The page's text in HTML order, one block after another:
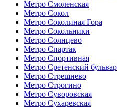
Метро Смоленская
Метро Сокол
Метро Соколиная Гора
Метро Сокольники
Метро Солнцево
Метро Спартак
Метро Спортивная
Метро Сретенский бульвар
Метро Стрешнево
Метро Строгино
Метро Суворовская
Метро Сухаревская